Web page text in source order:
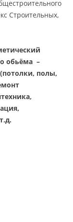
Строительных,
обьёма –
полы,